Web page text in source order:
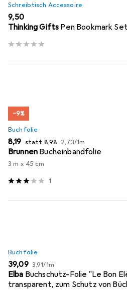
Schreibtisch Accessoire
EUR
9,50
Thinking Gifts Pen Bookmark
−9%
Buchfolie
EUR
8,19 statt EUR
8,98 EUR
2,73/1m
Brunnen Bucheinbandfolie
3 m x 45 cm
1
Buchfolie
EUR
39,09 EUR
3,91/1m
Elba Buchschutz-Folie "Le Bon
transparent, zum Schutz von